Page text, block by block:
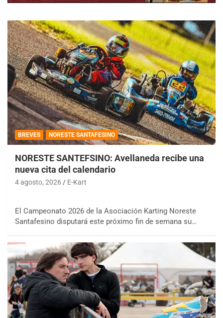
BREVES NORESTE SANTAFESINO
NORESTE SANTEFSINO: Avellaneda recibe una
nueva cita del calendario
4 agosto, 2026 E-Kart
El Campeonato 2026 de la Asociación Karting Noreste
Santafesino disputará este próximo fin de semana su…